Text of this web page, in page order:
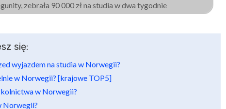
zebrała 90 000 zł na studia w dwa tygodnie
się:
wyjazdem na studia w Norwegii?
w Norwegii? [krajowe TOP5]
w Norwegii?
Norwegii?